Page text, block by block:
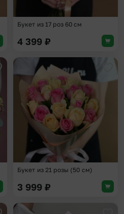
Букет из 17 роз 60 см
4 399 ₽
Добавить в избранное
Букет из 21 розы (50 см)
3 999 ₽